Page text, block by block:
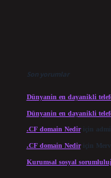
Son yorumlar
Dünyanin en dayanikli
Dünyanin en dayanikli
.CF domain Nediriçin
.CF domain Nediriçin
Kurumsal sosyal